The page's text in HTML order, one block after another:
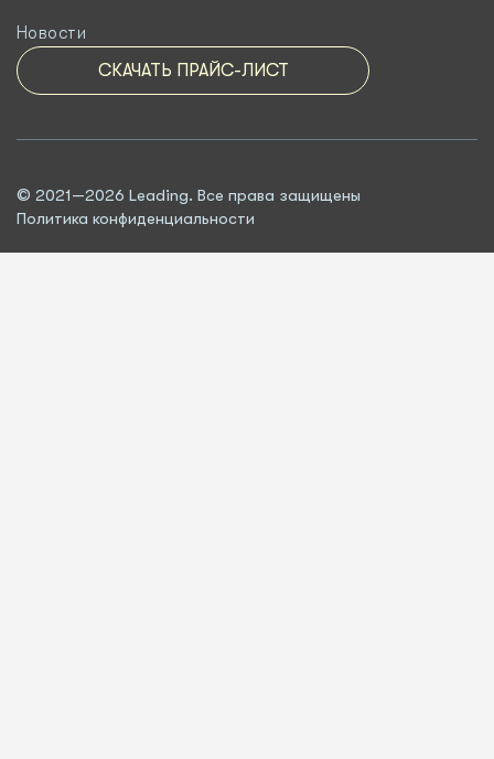
Новости
СКАЧАТЬ ПРАЙС-ЛИСТ
© 2021—2026 Leading. Все права защищены
Политика конфиденциальности